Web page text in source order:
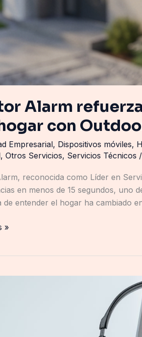
Alarm
con
Empresarial, Dispositivos móviles,
, Otros Servicios, Servicios Técnicos
reconocida como Líder en
en menos de 15 segundos, uno
de entender el hogar ha cambiado
»